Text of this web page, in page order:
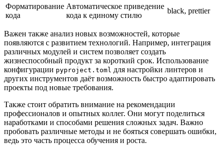
Форматирование
кода
Автоматическое приведение
кода к единому стилю
black, prettier
Важен также анализ новых возможностей, которые
появляются с развитием технологий. Например, интеграция
различных модулей и систем позволяет создать
жизнеспособный продукт за короткий срок. Использование
конфигурации pyproject.toml для настройки линтеров и
других инструментов даёт возможность быстро адаптировать
проекты под новые требования.
Также стоит обратить внимание на рекомендации
профессионалов и опытных коллег. Они могут поделиться
наработками и способами решения сложных задач. Важно
пробовать различные методы и не бояться совершать ошибки,
ведь это часть процесса обучения и роста.